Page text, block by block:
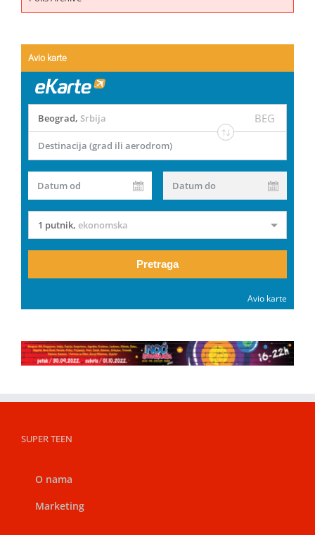
Avio karte
Beograd, Srbija BEG
Destinacija (grad ili aerodrom)
Datum od Datum do
1 putnik, ekonomska
Pretraga
Avio karte
SUPER TEEN
O nama
Marketing